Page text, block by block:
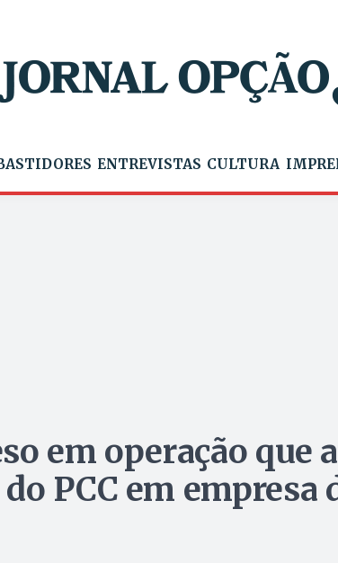
ENTREVISTAS CULTURA
em operação que
PCC em empresa